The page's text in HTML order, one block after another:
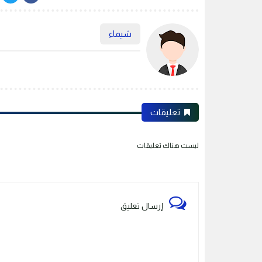
شيماء
تعليقات
ليست هناك تعليقات
إرسال تعليق